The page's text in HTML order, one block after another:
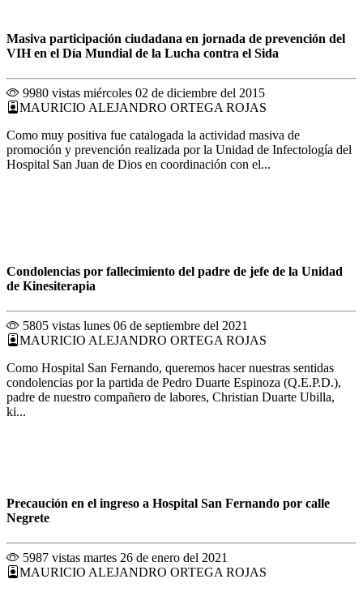
Masiva participación ciudadana en jornada de prevención del
VIH en el Día Mundial de la Lucha contra el Sida
9980 vistas miércoles 02 de diciembre del 2015
MAURICIO ALEJANDRO ORTEGA ROJAS
Como muy positiva fue catalogada la actividad masiva de
promoción y prevención realizada por la Unidad de Infectología del
Hospital San Juan de Dios en coordinación con el...
Condolencias por fallecimiento del padre de jefe de la Unidad
de Kinesiterapia
5805 vistas lunes 06 de septiembre del 2021
MAURICIO ALEJANDRO ORTEGA ROJAS
Como Hospital San Fernando, queremos hacer nuestras sentidas
condolencias por la partida de Pedro Duarte Espinoza (Q.E.P.D.),
padre de nuestro compañero de labores, Christian Duarte Ubilla,
ki...
Precaución en el ingreso a Hospital San Fernando por calle
Negrete
5987 vistas martes 26 de enero del 2021
MAURICIO ALEJANDRO ORTEGA ROJAS